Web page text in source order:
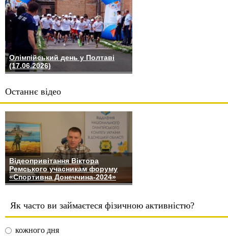
Олімпійський день у Полтаві
(17.06.2026)
Останнє відео
Відеопривітання Віктора
Ремського учасникам форуму
«Спортивна Донеччина-2024»
Як часто ви займаєтеся фізичною активністю?
кожного дня